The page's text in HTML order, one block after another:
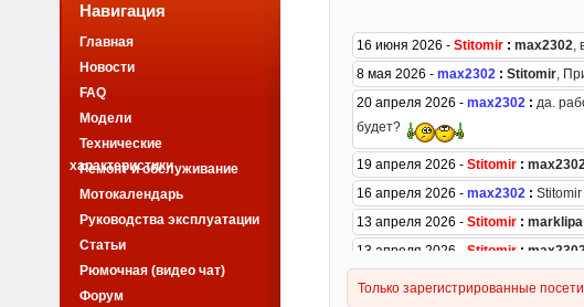
Навигация
Главная
Новости
FAQ
Модели
Технические
характеристики
Ремонт и обслуживание
Мотокалендарь
Руководства эксплуатации
Статьи
Рюмочная (видео чат)
Форум